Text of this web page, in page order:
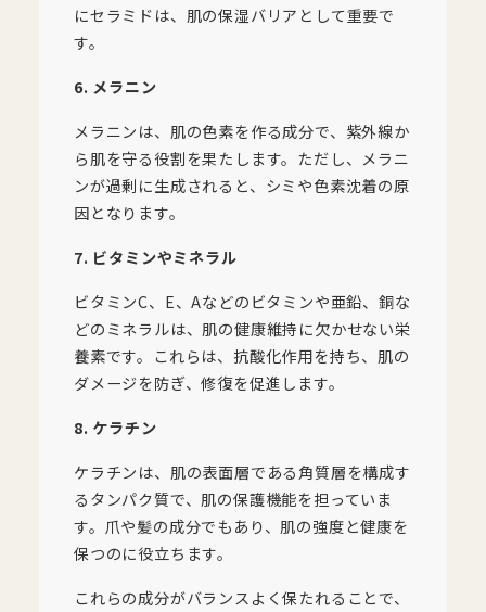
にセラミドは、肌の保湿バリアとして重要で
す。
6. メラニン
メラニンは、肌の色素を作る成分で、紫外線か
ら肌を守る役割を果たします。ただし、メラニ
ンが過剰に生成されると、シミや色素沈着の原
因となります。
7. ビタミンやミネラル
ビタミンC、E、Aなどのビタミンや亜鉛、銅な
どのミネラルは、肌の健康維持に欠かせない栄
養素です。これらは、抗酸化作用を持ち、肌の
ダメージを防ぎ、修復を促進します。
8. ケラチン
ケラチンは、肌の表面層である角質層を構成す
るタンパク質で、肌の保護機能を担っていま
す。爪や髪の成分でもあり、肌の強度と健康を
保つのに役立ちます。
これらの成分がバランスよく保たれることで、